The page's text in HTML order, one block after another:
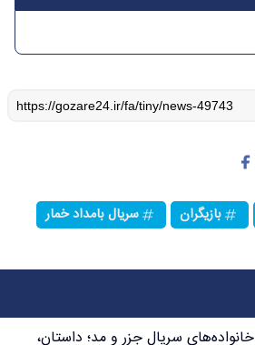
بازیگران سریال بامداد خمار
سریال جزر و مد؛ داستان،